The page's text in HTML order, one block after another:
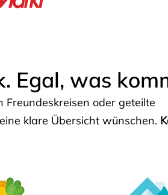
Egal, was
oder geteilte
klare Übersicht wünschen.